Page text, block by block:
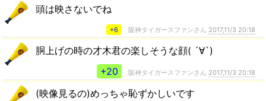
頭は映さないでね
+6 阪神タイガースファンさん 2017,11/3 20:18
胴上げの時の才木君の楽しそうな顔( ´∀`)
+20
阪神タイガースファンさん 2017,11/3 20:18
(映像見るの)めっちゃ恥ずかしいです